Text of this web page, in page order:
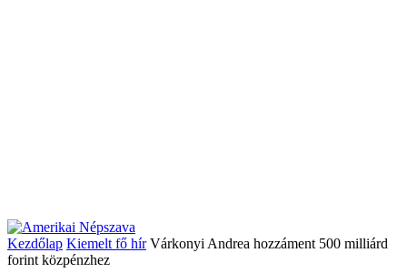
Kezdőlap Kiemelt fő hír Várkonyi Andrea hozzáment 500 milliárd
forint közpénzhez